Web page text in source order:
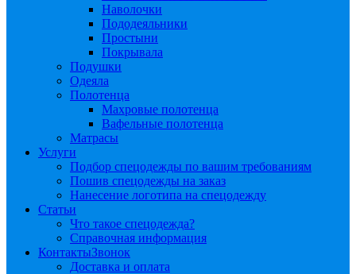
Наволочки
Пододеяльники
Простыни
Покрывала
Подушки
Одеяла
Полотенца
Махровые полотенца
Вафельные полотенца
Матрасы
Услуги
Подбор спецодежды по вашим требованиям
Пошив спецодежды на заказ
Нанесение логотипа на спецодежду
Статьи
Что такое спецодежда?
Справочная информация
КонтактыЗвонок
Доставка и оплата